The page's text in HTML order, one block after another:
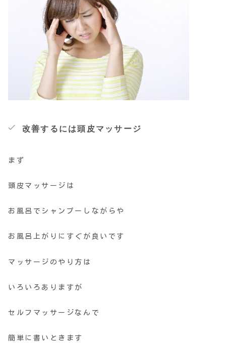
改善するには頭皮マッサージ
まず
頭皮マッサージは
お風呂でシャンプーしながらや
お風呂上がりにすぐが良いです
マッサージのやり方は
いろいろありますが
セルフマッサージなんで
簡単に書いときます